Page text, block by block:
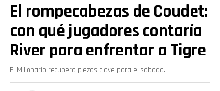
El rompecabezas de Coudet:
con qué jugadores contaría
River para enfrentar a Tigre
El Millonario recupera piezas clave para el sábado.